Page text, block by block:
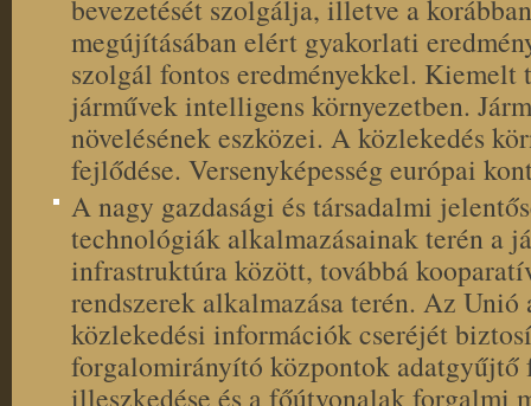
bevezetését szolgálja, illetve a
megújításában elért gyakorlati
szolgál fontos eredményekkel.
járművek intelligens környezetben.
növelésének eszközei. A közlekedés
fejlődése. Versenyképesség európai
A nagy gazdasági és társadalmi
technológiák alkalmazásainak terén a
infrastruktúra között, továbbá
rendszerek alkalmazása terén. Az
közlekedési információk cseréjét
forgalomirányító központok
illeszkedése és a főútvonalak forgalmi